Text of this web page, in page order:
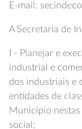
E-mail:
A Secretaria de
I - Planejar e
industrial e
dos industriais e
entidades de
Município
social;